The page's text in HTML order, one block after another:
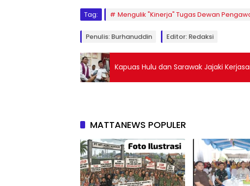
Tag: Mengulik "Kinerja" Tugas Dewan
Penulis: Burhanuddin Editor: Redaksi
Kapuas Hulu dan Sarawak Jajaki
MATTANEWS POPULER